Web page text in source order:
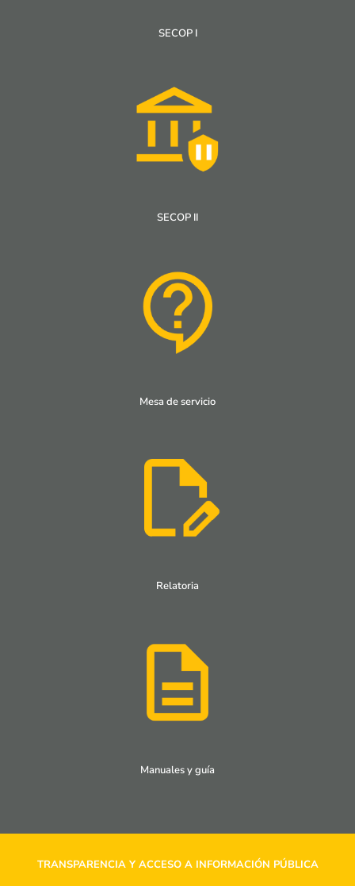
SECOP I
SECOP II
Mesa de servicio
Relatoria
Manuales y guía
TRANSPARENCIA Y ACCESO A INFORMACIÓN PÚBLICA